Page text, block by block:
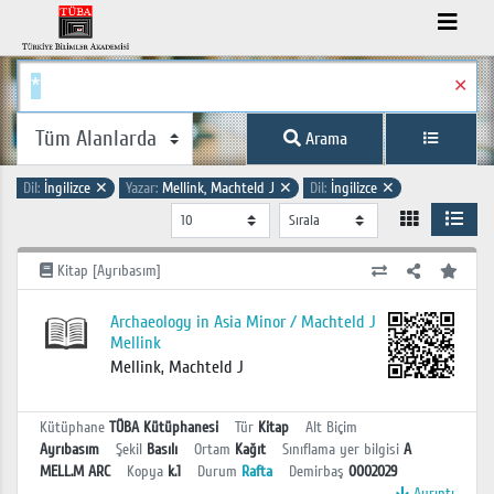
✕
Arama
Dil: İngilizce ✕ Yazar: Mellink, Machteld J ✕ Dil: İngilizce ✕
Kitap [Ayrıbasım]
Archaeology in Asia Minor / Machteld J
Mellink
Mellink, Machteld J
Kütüphane TÜBA Kütüphanesi Tür Kitap
Alt Biçim
Ayrıbasım
Şekil Basılı Ortam Kağıt Sınıflama yer bilgisi A
MELL.M ARC
Kopya k.1 Durum Rafta Demirbaş 0002029